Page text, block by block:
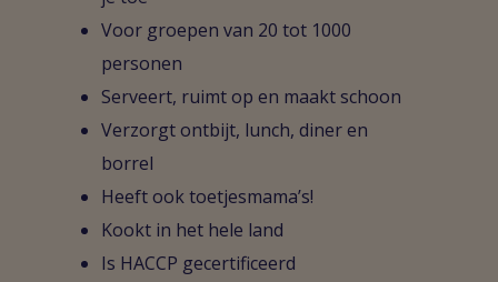
Voor groepen van 20 tot 1000
personen
Serveert, ruimt op en maakt schoon
Verzorgt ontbijt, lunch, diner en
borrel
Heeft ook toetjesmama’s!
Kookt in het hele land
Is HACCP gecertificeerd